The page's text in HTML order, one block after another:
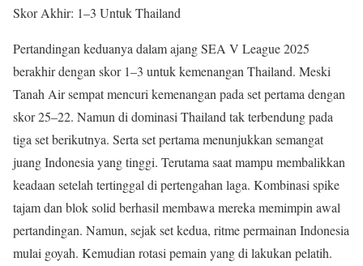
Skor Akhir: 1–3 Untuk Thailand
Pertandingan keduanya dalam ajang SEA V League 2025
berakhir dengan skor 1–3 untuk kemenangan Thailand. Meski
Tanah Air sempat mencuri kemenangan pada set pertama dengan
skor 25–22. Namun di dominasi Thailand tak terbendung pada
tiga set berikutnya. Serta set pertama menunjukkan semangat
juang Indonesia yang tinggi. Terutama saat mampu membalikkan
keadaan setelah tertinggal di pertengahan laga. Kombinasi spike
tajam dan blok solid berhasil membawa mereka memimpin awal
pertandingan. Namun, sejak set kedua, ritme permainan Indonesia
mulai goyah. Kemudian rotasi pemain yang di lakukan pelatih.